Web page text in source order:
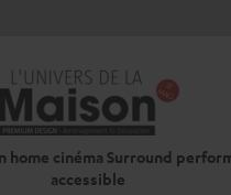
home cinéma Surround
accessible